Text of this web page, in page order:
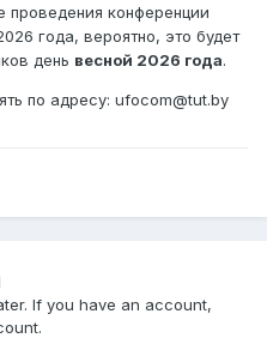
проведения конференции
года, вероятно, это будет
день весной 2026 года.
по адресу: ufocom@tut.by
If you have an account,